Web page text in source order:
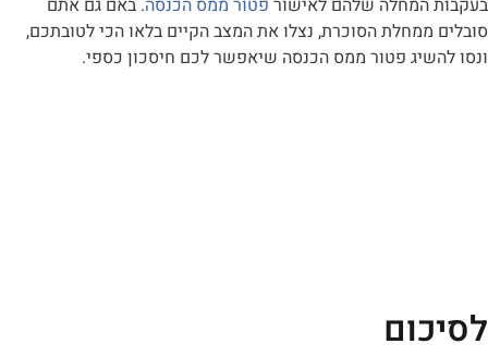
המחלה שלהם לאישורפטור ממס הכנסה. באם גם אתם
הסוכרת, נצלו את המצב הקיים בלאו הכי לטובתכם,
פטור ממס הכנסה שיאפשר לכם חיסכון כספי.